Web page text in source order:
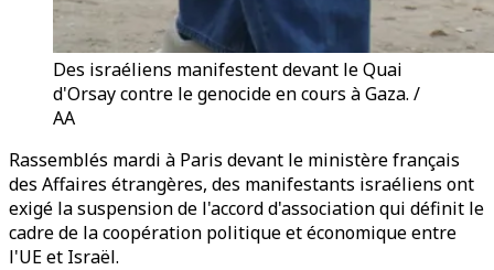
Des israéliens manifestent devant le Quai
d'Orsay contre le genocide en cours à Gaza. /
AA
Rassemblés mardi à Paris devant le ministère français
des Affaires étrangères, des manifestants israéliens ont
exigé la suspension de l'accord d'association qui définit le
cadre de la coopération politique et économique entre
l'UE et Israël.